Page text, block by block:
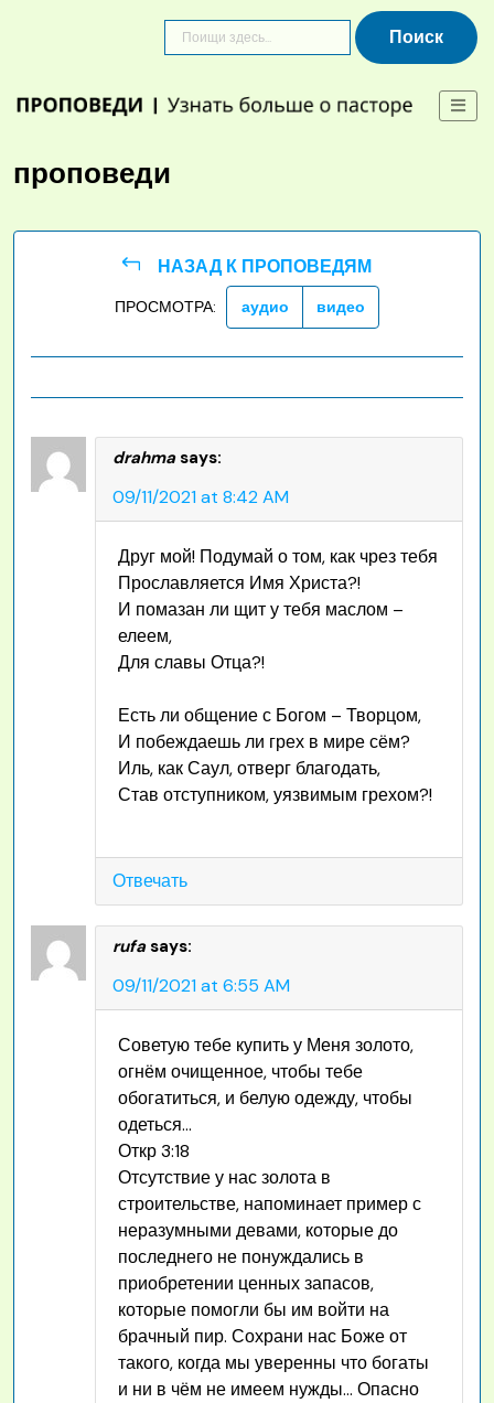
проповеди
НАЗАД К ПРОПОВЕДЯМ
ПРОСМОТРА: аудио видео
drahma says:
09/11/2021 at 8:42 AM
Друг мой! Подумай о том, как чрез тебя
Прославляется Имя Христа?!
И помазан ли щит у тебя маслом –
елеем,
Для славы Отца?!
Есть ли общение с Богом – Творцом,
И побеждаешь ли грех в мире сём?
Иль, как Саул, отверг благодать,
Став отступником, уязвимым грехом?!
Отвечать
rufa says:
09/11/2021 at 6:55 AM
Советую тебе купить у Меня золото,
огнём очищенное, чтобы тебе
обогатиться, и белую одежду, чтобы
одеться…
Откр 3:18
Отсутствие у нас золота в
строительстве, напоминает пример с
неразумными девами, которые до
последнего не понуждались в
приобретении ценных запасов,
которые помогли бы им войти на
брачный пир. Сохрани нас Боже от
такого, когда мы уверенны что богаты
и ни в чём не имеем нужды… Опасно